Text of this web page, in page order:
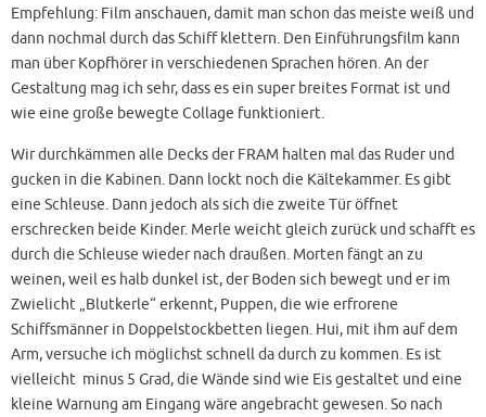
Empfehlung: Film anschauen, damit man schon das meiste weiß und
dann nochmal durch das Schiff klettern. Den Einführungsfilm kann
man über Kopfhörer in verschiedenen Sprachen hören. An der
Gestaltung mag ich sehr, dass es ein super breites Format ist und
wie eine große bewegte Collage funktioniert.
Wir durchkämmen alle Decks der FRAM halten mal das Ruder und
gucken in die Kabinen. Dann lockt noch die Kältekammer. Es gibt
eine Schleuse. Dann jedoch als sich die zweite Tür öffnet
erschrecken beide Kinder. Merle weicht gleich zurück und schafft es
durch die Schleuse wieder nach draußen. Morten fängt an zu
weinen, weil es halb dunkel ist, der Boden sich bewegt und er im
Zwielicht „Blutkerle“ erkennt, Puppen, die wie erfrorene
Schiffsmänner in Doppelstockbetten liegen. Hui, mit ihm auf dem
Arm, versuche ich möglichst schnell da durch zu kommen. Es ist
vielleicht minus 5 Grad, die Wände sind wie Eis gestaltet und eine
kleine Warnung am Eingang wäre angebracht gewesen. So nach